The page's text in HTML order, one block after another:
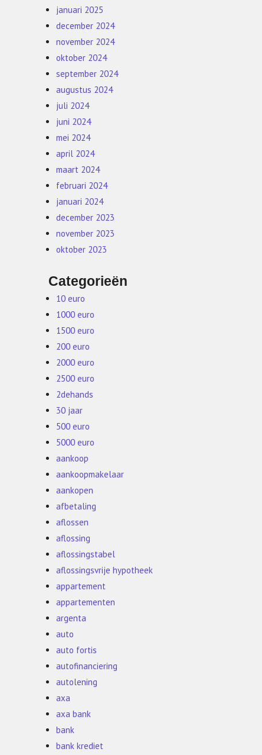
januari 2025
december 2024
november 2024
oktober 2024
september 2024
augustus 2024
juli 2024
juni 2024
mei 2024
april 2024
maart 2024
februari 2024
januari 2024
december 2023
november 2023
oktober 2023
Categorieën
10 euro
1000 euro
1500 euro
200 euro
2000 euro
2500 euro
2dehands
30 jaar
500 euro
5000 euro
aankoop
aankoopmakelaar
aankopen
afbetaling
aflossen
aflossing
aflossingstabel
aflossingsvrije hypotheek
appartement
appartementen
argenta
auto
auto fortis
autofinanciering
autolening
axa
axa bank
bank
bank krediet